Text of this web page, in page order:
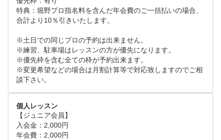
特典：堀野プロ指名料を含んだ年会費のご一括払いの場合、
合計より10％引きいたします。
※土日での同じプロの予約は出来ません。
※練習、駐車場はレッスンの方が優先になります。
※優先枠を含む全ての枠が予約出来ます。
※変更希望などの場合は月割計算等で対応致しますのでご相
談下さい。
個人レッスン
【ジュニア会員】
入会金：2,000円
年会費：2,000円